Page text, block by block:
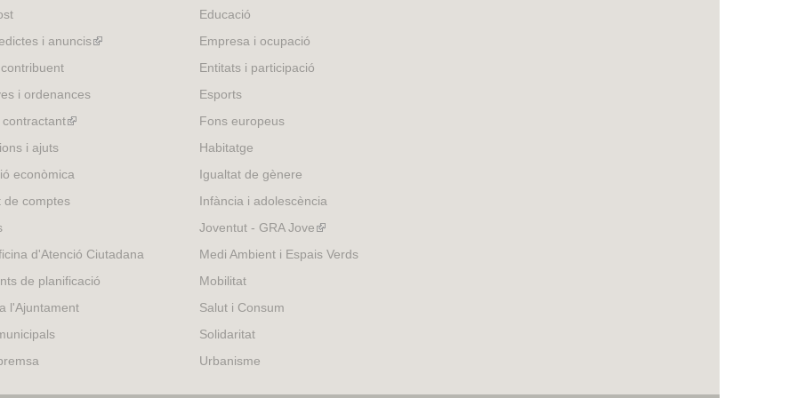
i anuncis(link
i ordenances
contractant(link
i ajuts
econòmica
de comptes
d'Atenció Ciutadana
de planificació
l'Ajuntament
Educació
Empresa i ocupació
Entitats i participació
Esports
Fons europeus
Habitatge
Igualtat de gènere
Infància i adolescència
Joventut - GRA Jove(link
is
Medi Ambient i Espais Verds
Mobilitat
Salut i Consum
Solidaritat
Urbanisme